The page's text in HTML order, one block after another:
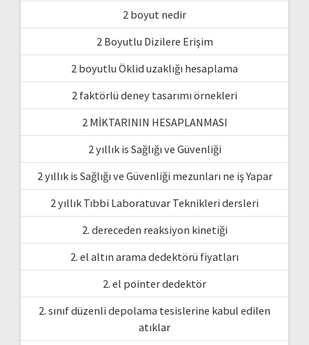
2 boyut nedir
2 Boyutlu Dizilere Erişim
2 boyutlu Öklid uzaklığı hesaplama
2 faktörlü deney tasarımı örnekleri
2 MİKTARININ HESAPLANMASI
2 yıllık is Sağlığı ve Güvenliği
2 yıllık is Sağlığı ve Güvenliği mezunları ne iş Yapar
2 yıllık Tıbbi Laboratuvar Teknikleri dersleri
2. dereceden reaksiyon kinetiği
2. el altın arama dedektörü fiyatları
2. el pointer dedektör
2. sınıf düzenli depolama tesislerine kabul edilen
atıklar